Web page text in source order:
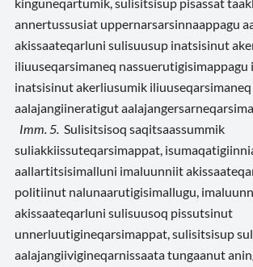
annertussusiat uppernarsarsinnaappagu
akissaateqarluni sulisuusup inatsisinut
iliuuseqarsimaneq
inatsisinut akerliusumik
aalajangiineratigut
Imm. 5. Sulisitsisoq saqitsaassummik
suliakkiissuteqarsimappat,
aallartitsisimalluni imaluunniit
politiinut nalunaarutigisimallugu,
akissaateqarluni sulisuusoq pissutsinut
unnerluutigineqarsimappat, sulisitsisup
aalajangiivigineqarnissaata tungaanut